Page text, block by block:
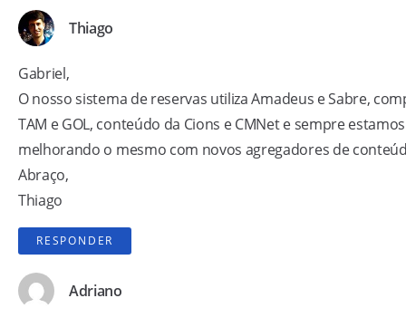
Thiago
Gabriel,
O nosso sistema de reservas utiliza Amadeus e Sabre,
TAM e GOL, conteúdo da Cions e CMNet e sempre estamos
melhorando o mesmo com novos agregadores de
Abraço,
Thiago
RESPONDER
Adriano